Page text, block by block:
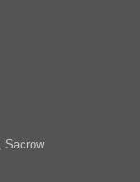
Sacrow